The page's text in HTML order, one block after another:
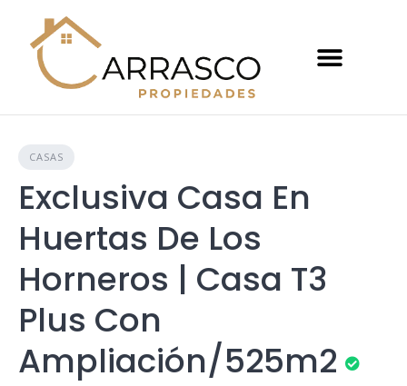
CASAS
Exclusiva Casa En
Huertas De Los
Horneros | Casa T3
Plus Con
Ampliación/525m2